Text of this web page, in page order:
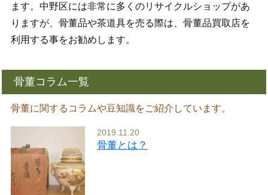
ます。中野区には非常に多くのリサイクルショップがあ
りますが、骨董品や茶道具を売る際は、骨董品買取店を
利用する事をお勧めします。
骨董コラム一覧
骨董に関するコラムや豆知識をご紹介しています。
2019.11.20
骨董とは？